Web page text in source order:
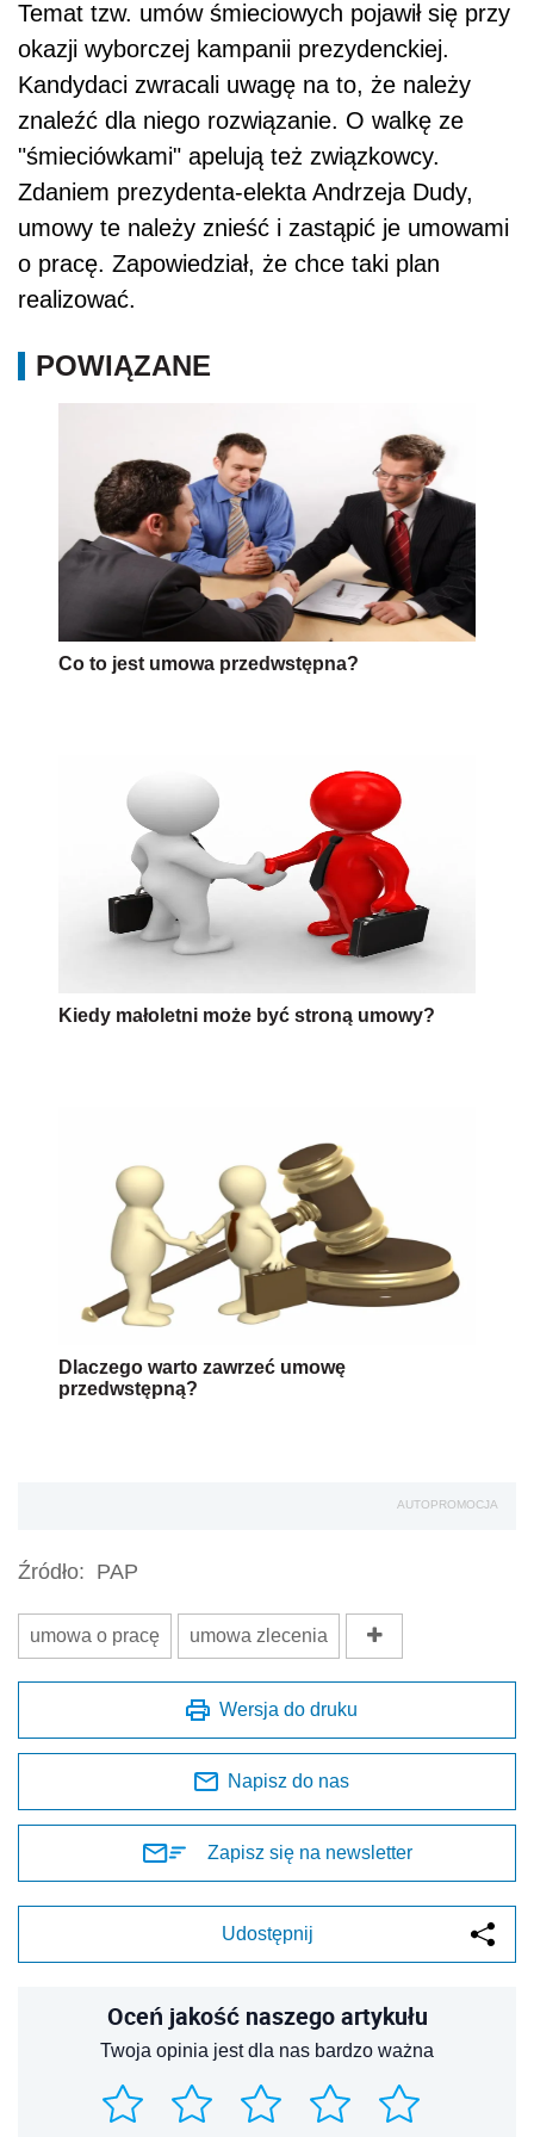
Temat tzw. umów śmieciowych pojawił się przy
okazji wyborczej kampanii prezydenckiej.
Kandydaci zwracali uwagę na to, że należy
znaleźć dla niego rozwiązanie. O walkę ze
"śmieciówkami" apelują też związkowcy.
Zdaniem prezydenta-elekta Andrzeja Dudy,
umowy te należy znieść i zastąpić je umowami
o pracę. Zapowiedział, że chce taki plan
realizować.
POWIĄZANE
Co to jest umowa przedwstępna?
Kiedy małoletni może być stroną umowy?
Dlaczego warto zawrzeć umowę
przedwstępną?
AUTOPROMOCJA
Źródło: PAP
umowa o pracę umowa zlecenia
Wersja do druku
Napisz do nas
Zapisz się na newsletter
Udostępnij
Oceń jakość naszego artykułu
Twoja opinia jest dla nas bardzo ważna